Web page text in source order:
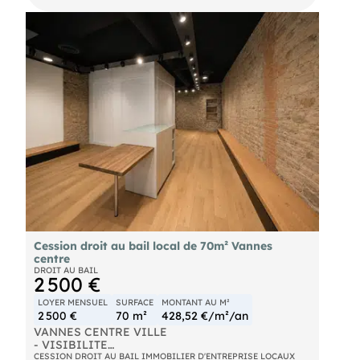
d'une belle visibilité et d'un emplacement
Complété par une cave en sous-sol, ce droit au
bail allie praticité et potentiel pour votre activité.
Un cadre dynamique pour développer votre projet
dans l'un des quartiers les plus animés de la ville.
Cession droit au bail local de 70m² Vannes
centre
DROIT AU BAIL
2 500 €
LOYER MENSUEL
2 500 €
SURFACE
70 m²
MONTANT AU M²
428,52 €/m²/an
VANNES CENTRE VILLE
- VISIBILITE
CESSION DROIT AU BAIL IMMOBILIER D'ENTREPRISE LOCAUX